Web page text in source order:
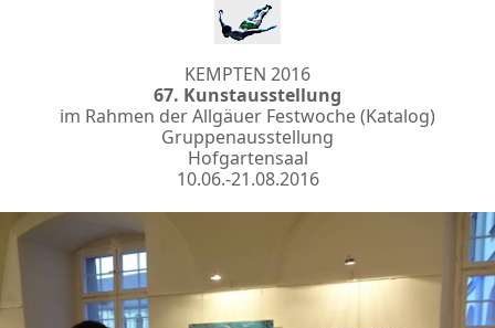
KEMPTEN 2016
67. Kunstausstellung
im Rahmen der Allgäuer Festwoche (Katalog)
Gruppenausstellung
Hofgartensaal
10.06.-21.08.2016